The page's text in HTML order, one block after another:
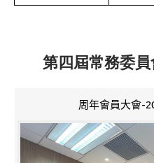
第四屆常務委
周年會員大會-